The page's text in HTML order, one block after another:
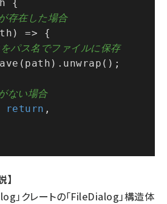
{
存在した場合
=> {
パス名でファイルに保存
(path). unwrap ();
ない場合
return ,
」クレートの「FileDialog」構造体